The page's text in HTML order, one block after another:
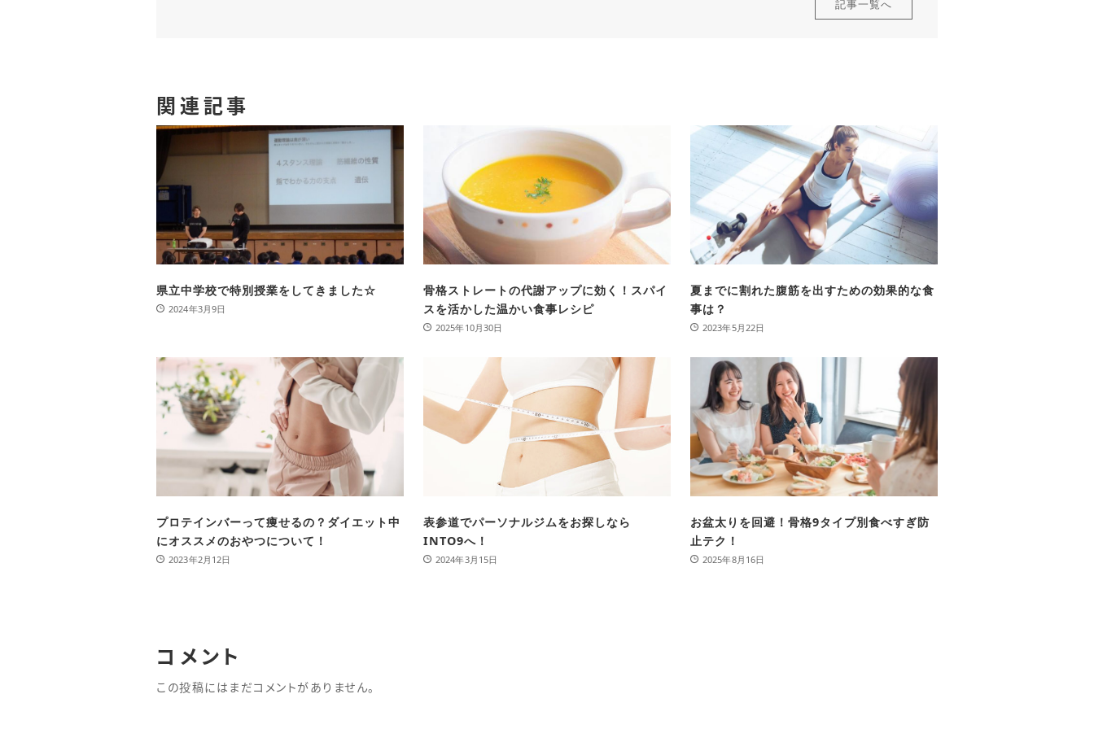
記事一覧へ
関連記事
県立中学校で特別授業をしてきました☆
2024年3月9日
骨格ストレートの代謝アップに効く！スパイ
スを活かした温かい食事レシピ
2025年10月30日
夏までに割れた腹筋を出すための効果的な食
事は？
2023年5月22日
プロテインバーって痩せるの？ダイエット中
にオススメのおやつについて！
2023年2月12日
表参道でパーソナルジムをお探しなら
INTO9へ！
2024年3月15日
お盆太りを回避！骨格9タイプ別食べすぎ防
止テク！
2025年8月16日
コメント
この投稿にはまだコメントがありません。